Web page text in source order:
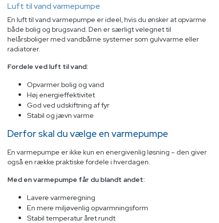
Luft til vand varmepumpe
En luft til vand varmepumpe er ideel, hvis du ønsker at opvarme
både bolig og brugsvand. Den er særligt velegnet til
helårsboliger med vandbårne systemer som gulvvarme eller
radiatorer.
Fordele ved luft til vand:
Opvarmer bolig og vand
Høj energieffektivitet
God ved udskiftning af fyr
Stabil og jævn varme
Derfor skal du vælge en varmepumpe
En varmepumpe er ikke kun en energivenlig løsning – den giver
også en række praktiske fordele i hverdagen.
Med en varmepumpe får du blandt andet:
Lavere varmeregning
En mere miljøvenlig opvarmningsform
Stabil temperatur året rundt